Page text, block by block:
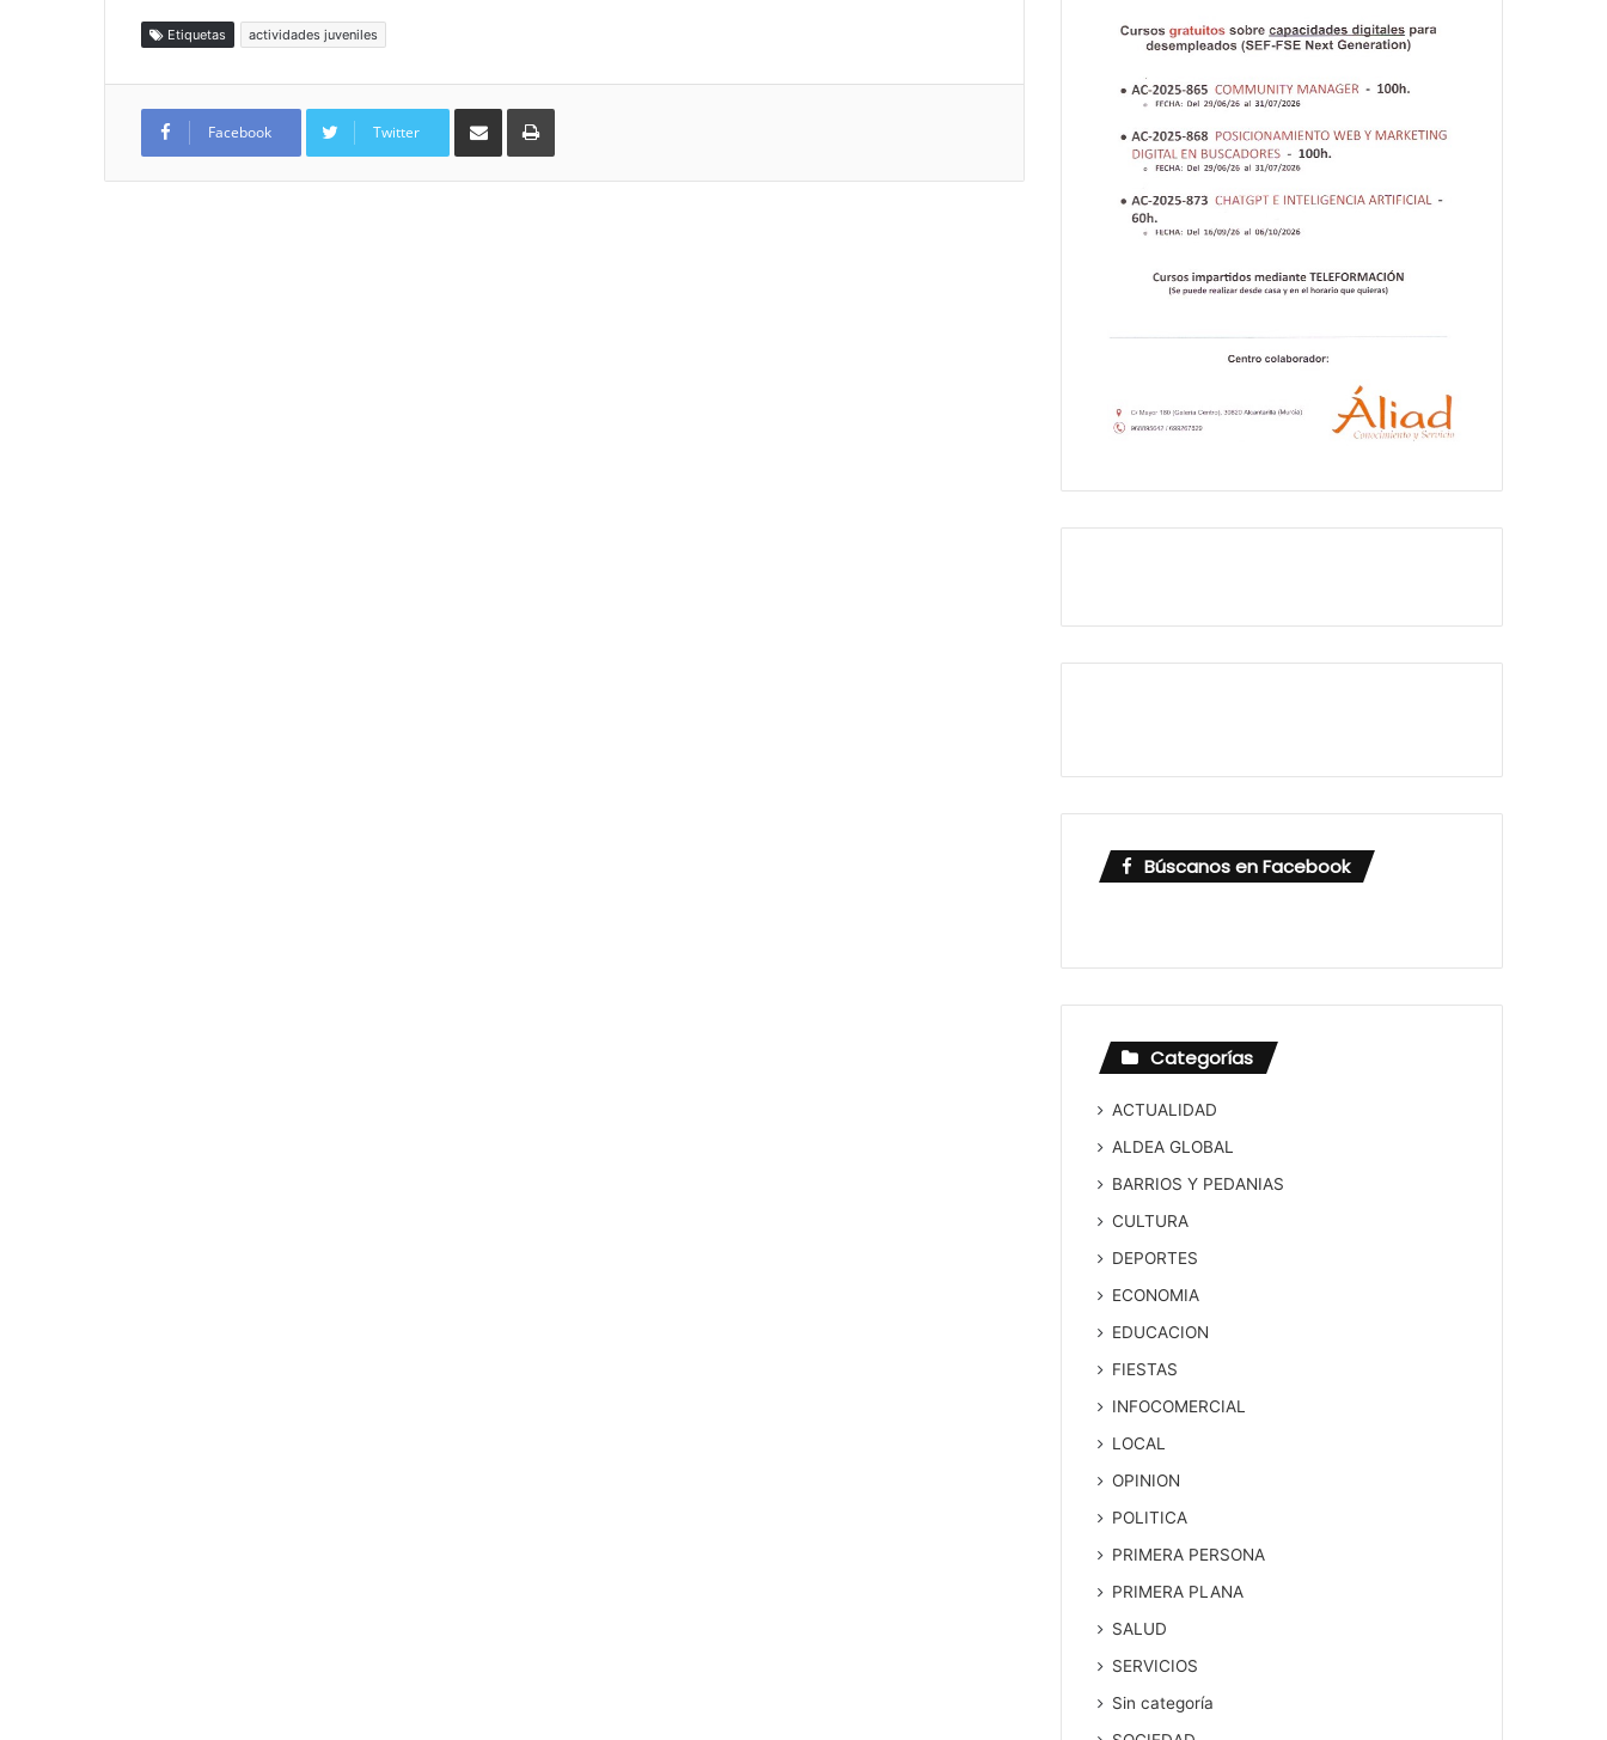
Etiquetas actividades juveniles
Facebook Twitter
Compartir por correo electrónicoImprimir
Búscanos en Facebook
Categorías
ACTUALIDAD
ALDEA GLOBAL
BARRIOS Y PEDANIAS
CULTURA
DEPORTES
ECONOMIA
EDUCACION
FIESTAS
INFOCOMERCIAL
LOCAL
OPINION
POLITICA
PRIMERA PERSONA
PRIMERA PLANA
SALUD
SERVICIOS
Sin categoría